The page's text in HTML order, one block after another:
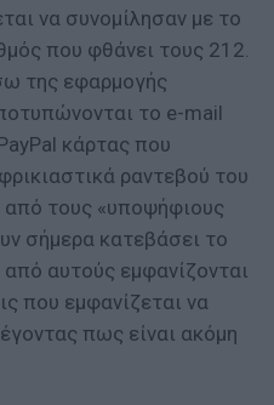
να συνομίλησαν με το
που φθάνει τους 212.
της εφαρμογής
το e-mail
κάρτας που
ραντεβού του
από τους «υποψήφιους
σήμερα κατεβάσει το
αυτούς εμφανίζονται
που εμφανίζεται να
πως είναι ακόμη